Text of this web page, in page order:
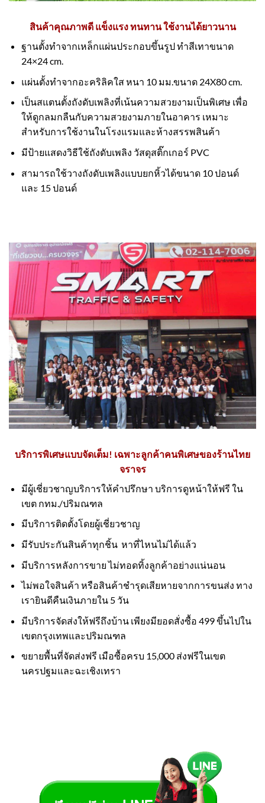
สินค้าคุณภาพดี แข็งแรง ทนทาน ใช้งานได้ยาวนาน
ฐานตั้งทำจากเหล็กแผ่นประกอบขึ้นรูป ทำสีเทาขนาด
24×24 cm.
แผ่นตั้งทำจากอะคริลิคใส หนา 10 มม.ขนาด 24X80 cm.
เป็นสแตนตั้งถังดับเพลิงที่เน้นความสวยงามเป็นพิเศษ เพื่อ
ให้ดูกลมกลืนกับความสวยงามภายในอาคาร เหมาะ
สำหรับการใช้งานในโรงแรมและห้างสรรพสินค้า
มีป้ายแสดงวิธีใช้ถังดับเพลิง วัสดุสติ๊กเกอร์ PVC
สามารถใช้วางถังดับเพลิงแบบยกหิ้วได้ขนาด 10 ปอนด์
และ 15 ปอนด์
บริการพิเศษแบบจัดเต็ม! เฉพาะลูกค้าคนพิเศษของร้านไทย
จราจร
มีผู้เชี่ยวชาญบริการให้คำปรึกษา บริการดูหน้าให้ฟรี ใน
เขต กทม./ปริมณฑล
มีบริการติดตั้งโดยผู้เชี่ยวชาญ
มีรับประกันสินค้าทุกชิ้น หาที่ไหนไม่ได้แล้ว
มีบริการหลังการขาย ไม่ทอดทิ้งลูกค้าอย่างแน่นอน
ไม่พอใจสินค้า หรือสินค้าชำรุดเสียหายจากการขนส่ง ทาง
เรายินดีคืนเงินภายใน 5 วัน
มีบริการจัดส่งให้ฟรีถึงบ้าน เพียงมียอดสั่งซื้อ 499 ขึ้นไปใน
เขตกรุงเทพและปริมณฑล
ขยายพื้นที่จัดส่งฟรี เมือซื้อครบ 15,000 ส่งฟรีในเขต
นครปฐมและฉะเชิงเทรา